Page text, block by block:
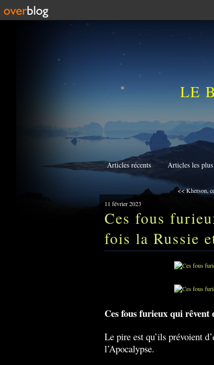
LE
Articles récents Articles les
<< Kherson,
11 février 2023
Ces fous
fois la Russie
Ces fous furieux qui rêvent
Le pire est qu’ils prévoient
l’Apocalypse.